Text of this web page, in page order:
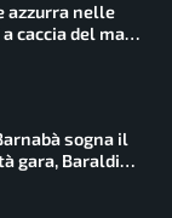
azzurra nelle
caccia del main
sogna il
gara, Baraldi